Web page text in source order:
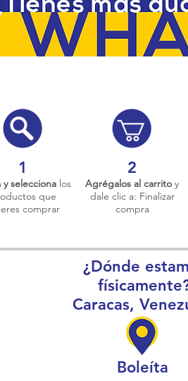
1
y selecciona los
que
comprar
2
Agrégalos al carrito y
dale clic a: Finalizar
compra
¿Dónde
Caracas,
Boleíta